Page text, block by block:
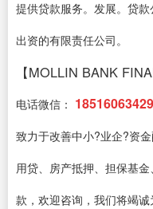
提供贷款服务。发展。贷
出资的有限责任公司。
【MOLLIN BANK
电话微信： 18516063429
致力于改善中小?业企?资
用贷、房产抵押、担保基
款，欢迎咨询，我们将竭诚